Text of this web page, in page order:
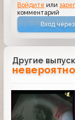
Войдите или
комментарий
Вход
Другие